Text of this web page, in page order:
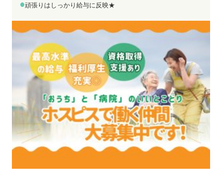
0800-555-1109
頑張りはしっかり給与に反映★